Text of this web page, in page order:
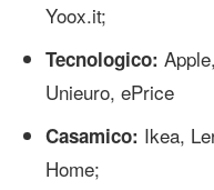
Yoox.it;
Tecnologico:
Unieuro, ePrice
Casamico: Ikea,
Home;